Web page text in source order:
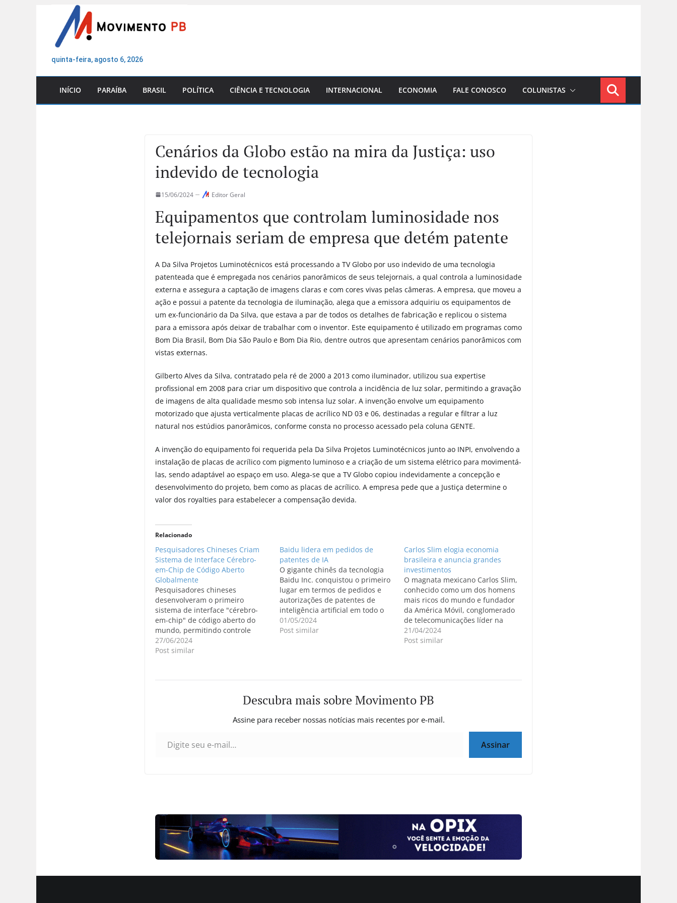
conteúdo
quinta-feira, agosto 6, 2026
INÍCIO PARAÍBA BRASIL POLÍTICA CIÊNCIA E TECNOLOGIA INTERNACIONAL ECONOMIA FALE CONOSCO COLUNISTAS
Cenários da Globo estão na mira da Justiça: uso
indevido de tecnologia
15/06/2024 Editor Geral
Equipamentos que controlam luminosidade nos
telejornais seriam de empresa que detém patente
A Da Silva Projetos Luminotécnicos está processando a TV Globo por uso indevido de uma tecnologia
patenteada que é empregada nos cenários panorâmicos de seus telejornais, a qual controla a luminosidade
externa e assegura a captação de imagens claras e com cores vivas pelas câmeras. A empresa, que moveu a
ação e possui a patente da tecnologia de iluminação, alega que a emissora adquiriu os equipamentos de
um ex-funcionário da Da Silva, que estava a par de todos os detalhes de fabricação e replicou o sistema
para a emissora após deixar de trabalhar com o inventor. Este equipamento é utilizado em programas como
Bom Dia Brasil, Bom Dia São Paulo e Bom Dia Rio, dentre outros que apresentam cenários panorâmicos com
vistas externas.
Gilberto Alves da Silva, contratado pela ré de 2000 a 2013 como iluminador, utilizou sua expertise
profissional em 2008 para criar um dispositivo que controla a incidência de luz solar, permitindo a gravação
de imagens de alta qualidade mesmo sob intensa luz solar. A invenção envolve um equipamento
motorizado que ajusta verticalmente placas de acrílico ND 03 e 06, destinadas a regular e filtrar a luz
natural nos estúdios panorâmicos, conforme consta no processo acessado pela coluna GENTE.
A invenção do equipamento foi requerida pela Da Silva Projetos Luminotécnicos junto ao INPI, envolvendo a
instalação de placas de acrílico com pigmento luminoso e a criação de um sistema elétrico para movimentá-
las, sendo adaptável ao espaço em uso. Alega-se que a TV Globo copiou indevidamente a concepção e
desenvolvimento do projeto, bem como as placas de acrílico. A empresa pede que a Justiça determine o
valor dos royalties para estabelecer a compensação devida.
Relacionado
Pesquisadores Chineses Criam
Sistema de Interface Cérebro-
em-Chip de Código Aberto
Globalmente
Pesquisadores chineses
desenvolveram o primeiro
sistema de interface "cérebro-
em-chip" de código aberto do
mundo, permitindo controle
mental para robôs, relata o
Science and Technology Daily.
Medical School of Tianjin
desenvolvido por equipes da
27/06/2024
Post similar
Baidu lidera em pedidos de
patentes de IA
O gigante chinês da tecnologia
Baidu Inc. conquistou o primeiro
lugar em termos de pedidos e
autorizações de patentes de
inteligência artificial em todo o
país, demonstrando seu
compromisso inabalável com a
01/05/2024
Post similar
Carlos Slim elogia economia
brasileira e anuncia grandes
investimentos
O magnata mexicano Carlos Slim,
conhecido como um dos homens
mais ricos do mundo e fundador
da América Móvil, conglomerado
de telecomunicações líder na
América Latina e controlador da
operadora Claro no Brasil, foi
Durante…
21/04/2024
Post similar
Descubra mais sobre Movimento PB
Assine para receber nossas notícias mais recentes por e-mail.
Assinar